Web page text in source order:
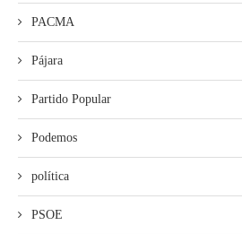
PACMA
Pájara
Partido Popular
Podemos
política
PSOE